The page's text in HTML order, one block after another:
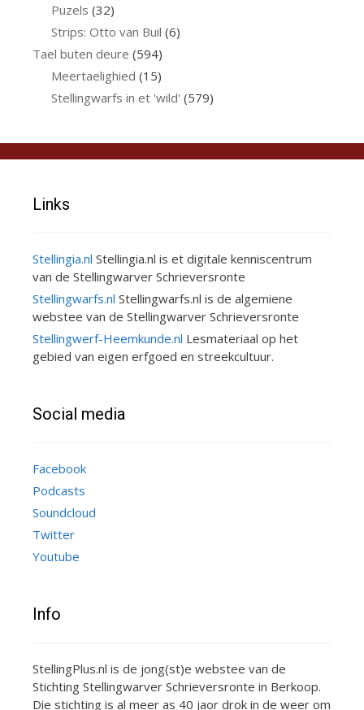
Puzels (32)
Strips: Otto van Buil (6)
Tael buten deure (594)
Meertaelighied (15)
Stellingwarfs in et 'wild' (579)
Links
Stellingia.nl Stellingia.nl is et digitale kenniscentrum
van de Stellingwarver Schrieversronte
Stellingwarfs.nl Stellingwarfs.nl is de algemiene
webstee van de Stellingwarver Schrieversronte
Stellingwerf-Heemkunde.nl Lesmateriaal op het
gebied van eigen erfgoed en streekcultuur.
Social media
Facebook
Podcasts
Soundcloud
Twitter
Youtube
Info
StellingPlus.nl is de jong(st)e webstee van de
Stichting Stellingwarver Schrieversronte in Berkoop.
Die stichting is al meer as 40 jaor drok in de weer om